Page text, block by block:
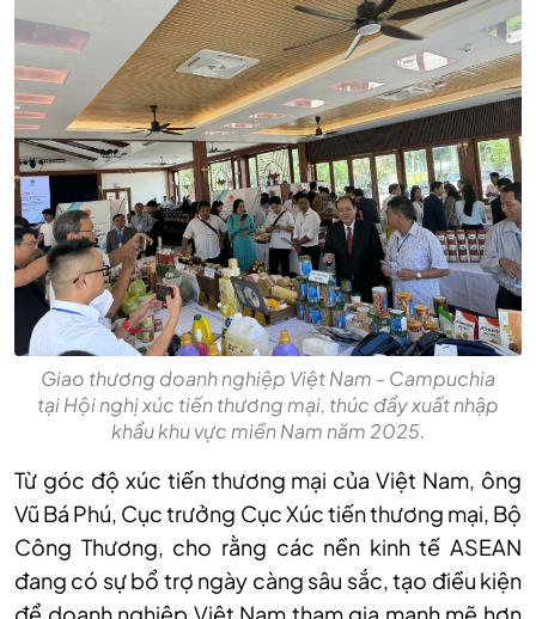
Giao thương doanh nghiệp Việt Nam - Campuchia
tại Hội nghị xúc tiến thương mại, thúc đẩy xuất nhập
khẩu khu vực miền Nam năm 2025.
Từ góc độ xúc tiến thương mại của Việt Nam, ông
Vũ Bá Phú, Cục trưởng Cục Xúc tiến thương mại, Bộ
Công Thương, cho rằng các nền kinh tế ASEAN
đang có sự bổ trợ ngày càng sâu sắc, tạo điều kiện
để doanh nghiệp Việt Nam tham gia mạnh mẽ hơn